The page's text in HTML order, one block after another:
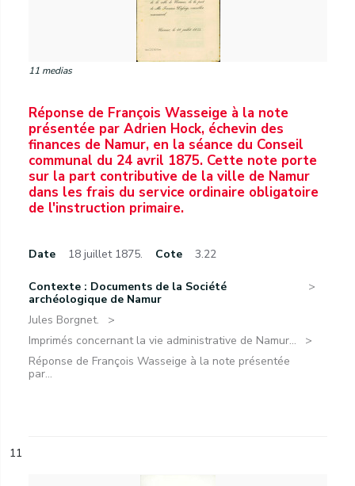
11 medias
Réponse de François Wasseige à la note
présentée par Adrien Hock, échevin des
finances de Namur, en la séance du Conseil
communal du 24 avril 1875. Cette note porte
sur la part contributive de la ville de Namur
dans les frais du service ordinaire obligatoire
de l'instruction primaire.
Date 18 juillet 1875. Cote 3.22
Contexte : Documents de la Société
archéologique de Namur
Jules Borgnet.
Imprimés concernant la vie administrative de Namur...
Réponse de François Wasseige à la note présentée
par...
11